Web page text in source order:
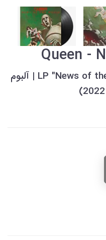
Queen -
خرید وینیل LP "News of the World" Queen | آلبوم